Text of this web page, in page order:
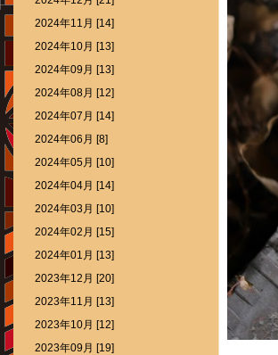
2024年11月 [14]
2024年10月 [13]
2024年09月 [13]
2024年08月 [12]
2024年07月 [14]
2024年06月 [8]
2024年05月 [10]
2024年04月 [14]
2024年03月 [10]
2024年02月 [15]
2024年01月 [13]
2023年12月 [20]
2023年11月 [13]
2023年10月 [12]
2023年09月 [19]